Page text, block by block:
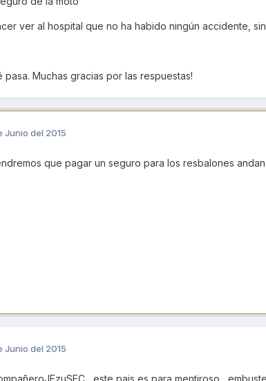
ver al hospital que no ha habido ningún accidente,
pasa. Muchas gracias por las respuestas!
Junio del 2015
que pagar un seguro para los resbalones
Junio del 2015
, este pais es para mentiroso ,